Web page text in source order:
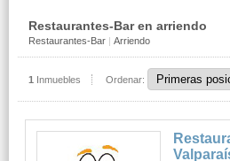
Restaurantes-Bar en arriendo
Restaurantes-Bar | Arriendo
1 Inmuebles Ordenar: